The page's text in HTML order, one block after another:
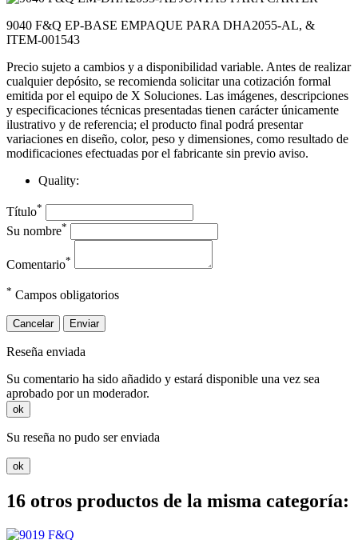
9040 F&Q EP-BASE EMPAQUE PARA DHA2055-AL, &
ITEM-001543
Precio sujeto a cambios y a disponibilidad variable. Antes de realizar
cualquier depósito, se recomienda solicitar una cotización formal
emitida por el equipo de X Soluciones. Las imágenes, descripciones
y especificaciones técnicas presentadas tienen carácter únicamente
ilustrativo y de referencia; el producto final podrá presentar
variaciones en diseño, color, peso y dimensiones, como resultado de
modificaciones efectuadas por el fabricante sin previo aviso.
Quality:
Título*
Su nombre*
Comentario*
* Campos obligatorios
Cancelar Enviar
Reseña enviada
Su comentario ha sido añadido y estará disponible una vez sea
aprobado por un moderador.
ok
Su reseña no pudo ser enviada
ok
16 otros productos de la misma categoría: